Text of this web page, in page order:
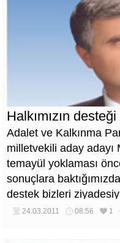
Halkımızın
Adalet ve Kalkınma
milletvekili aday adayı
temayül yoklaması
sonuçlara
destek bizleri
24.03.2011 08:56 1